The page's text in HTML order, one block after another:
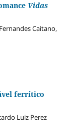
Vidas
Caitano,
ferrítico
Luiz Perez